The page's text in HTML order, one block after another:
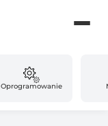
Oprogramowanie